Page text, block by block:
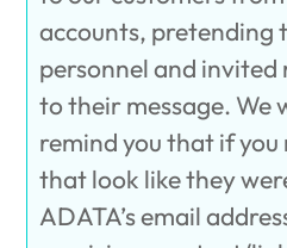
accounts, pretending
personnel and
to their message. We
remind you that if you
that look like they
ADATA’s email